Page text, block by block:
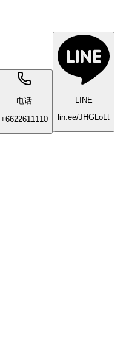
电话
+6622611110
LINE
lin.ee/JHGLoLt